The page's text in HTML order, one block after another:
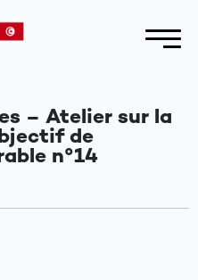
– Atelier sur la
de
n°14